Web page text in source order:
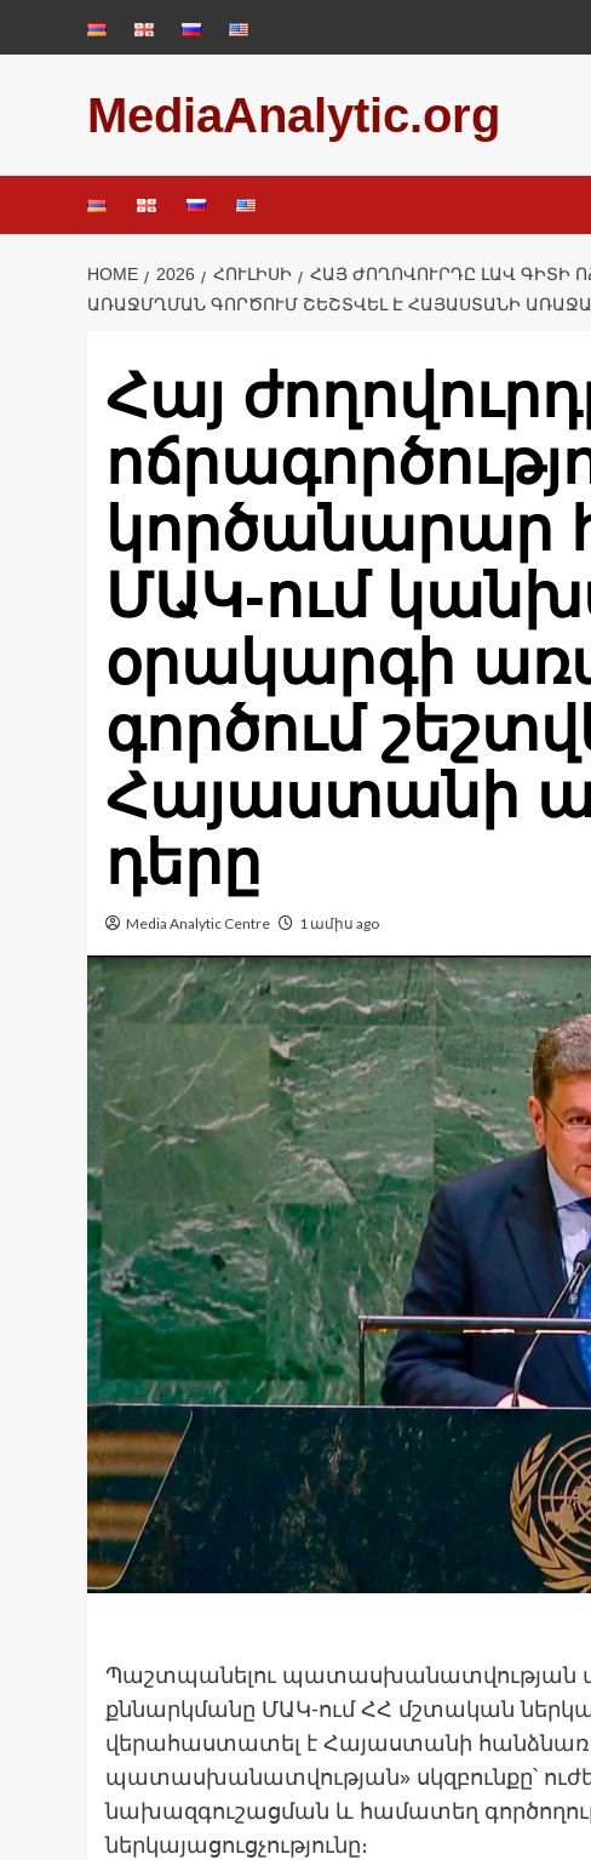
MediaAnalytic.org
HOME 2026 ՀՈՒԼԻՍԻ
ՀԱՅ ԺՈՂՈՎՈՒՐԴԸ ԼԱՎ ԳԻՏԻ
ՌԱՋՄՂՄԱՆ ԳՈՐԾՈՒՄ ՇԵՇՏՎԵԼ Է ՀԱՅԱՍՏԱՆԻ
Հայ
կործանարար
ՄԱԿ-ում
օրակարգի
գործում
Հայաստանի
դերը
Media Analytic Centre 1 ամիս ago
Պաշտպանելու պատասխանատվության
քննարկմանը ՄԱԿ-ում ՀՀ մշտական
վերահաստատել է Հայաստանի
պատասխանատվության» սկզբունքը՝
նախազգուշացման և համատեղ
ներկայացուցչությունը։